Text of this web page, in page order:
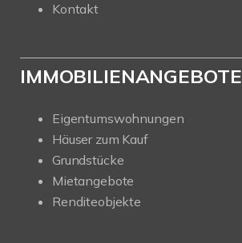
Kontakt
IMMOBILIENANGEBOTE
Eigentumswohnungen
Häuser zum Kauf
Grundstücke
Mietangebote
Renditeobjekte